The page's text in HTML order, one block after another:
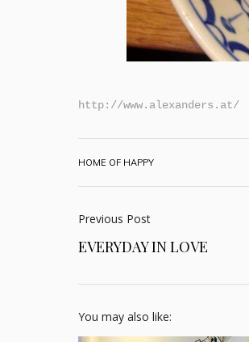
http://www.alexanders.at/
HOME OF HAPPY
Previous Post
EVERYDAY IN LOVE
You may also like: